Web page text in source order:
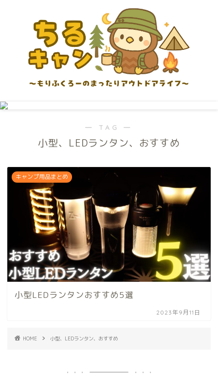
― TAG ―
小型、LEDランタン、おすすめ
キャンプ用品まとめ
小型LEDランタンおすすめ5選
2023年9月11日
HOME 小型、LEDランタン、おすすめ